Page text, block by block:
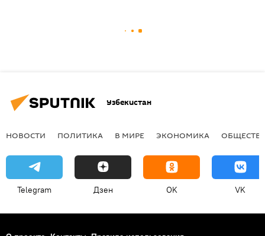
Узбекистан
НОВОСТИ ПОЛИТИКА В МИРЕ ЭКОНОМИКА
Telegram Дзен OK VK